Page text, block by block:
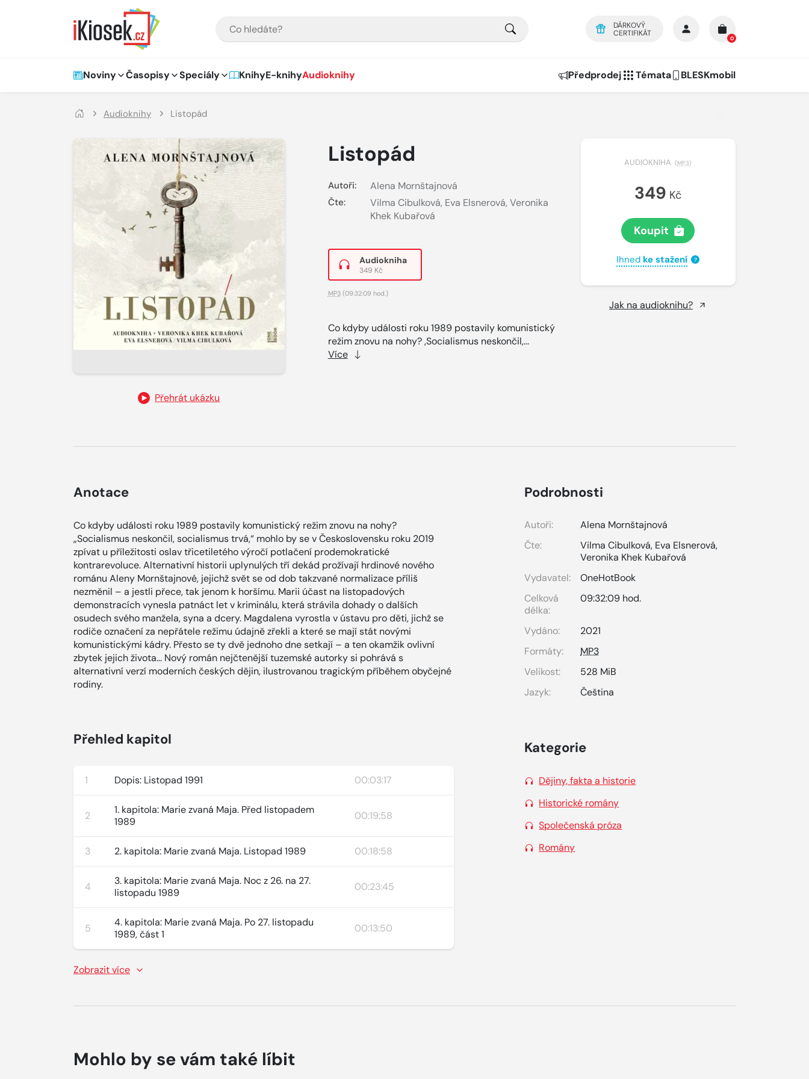
DÁRKOVÝ
CERTIFIKÁT
0
Hlavní navigace
Noviny Časopisy Speciály KnihyE-knihyAudioknihy Předprodej Témata BLESKmobil
Audioknihy Listopád
Přehrát ukázku
Listopád
Autoři: Alena Mornštajnová
Čte: Vilma Cibulková, Eva Elsnerová, Veronika
Khek Kubařová
Audiokniha
349 Kč
MP3(09:32:09 hod.)
Co kdyby události roku 1989 postavily komunistický
režim znovu na nohy? ,Socialismus neskončil,...
Více
AUDIOKNIHA (MP3)
349 Kč
Koupit
Ihned ke stažení ?
Jak na audioknihu?
Anotace
Co kdyby události roku 1989 postavily komunistický režim znovu na nohy?
„Socialismus neskončil, socialismus trvá,“ mohlo by se v Československu roku 2019
zpívat u příležitosti oslav třicetiletého výročí potlačení prodemokratické
kontrarevoluce. Alternativní historii uplynulých tří dekád prožívají hrdinové nového
románu Aleny Mornštajnové, jejichž svět se od dob takzvané normalizace příliš
nezměnil – a jestli přece, tak jenom k horšímu. Marii účast na listopadových
demonstracích vynesla patnáct let v kriminálu, která strávila dohady o dalších
osudech svého manžela, syna a dcery. Magdalena vyrostla v ústavu pro děti, jichž se
rodiče označení za nepřátele režimu údajně zřekli a které se mají stát novými
komunistickými kádry. Přesto se ty dvě jednoho dne setkají – a ten okamžik ovlivní
zbytek jejich života... Nový román nejčtenější tuzemské autorky si pohrává s
alternativní verzí moderních českých dějin, ilustrovanou tragickým příběhem obyčejné
rodiny.
Přehled kapitol
1 Dopis: Listopad 1991 00:03:17
2
1. kapitola: Marie zvaná Maja. Před listopadem
1989
00:19:58
3 2. kapitola: Marie zvaná Maja. Listopad 1989 00:18:58
4
3. kapitola: Marie zvaná Maja. Noc z 26. na 27.
listopadu 1989
00:23:45
5
4. kapitola: Marie zvaná Maja. Po 27. listopadu
1989, část 1
00:13:50
Zobrazit více
Podrobnosti
Autoři:
Alena Mornštajnová
Čte:
Vilma Cibulková, Eva Elsnerová,
Veronika Khek Kubařová
Vydavatel:
OneHotBook
Celková
délka:
09:32:09 hod.
Vydáno:
2021
Formáty:
MP3
Velikost:
528 MiB
Jazyk:
Čeština
Kategorie
Dějiny, fakta a historie
Historické romány
Společenská próza
Romány
Mohlo by se vám také líbit